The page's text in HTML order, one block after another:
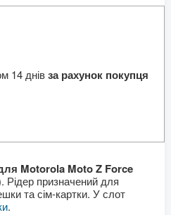
14 днівза рахунок покупця
Motorola Moto Z Force
Рідер призначений для
та сім-картки. У слот
.